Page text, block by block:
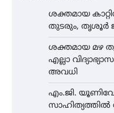
ശക്തമായ
തുടരും, തൃശൂർ
ശക്തമായ മഴ
എല്ലാ
അവധി
എം.ജി.
സാഹിത്യത്തിൽ